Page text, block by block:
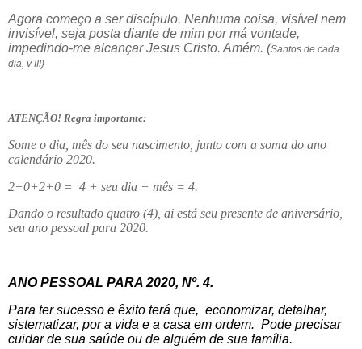
Agora começo a ser discípulo. Nenhuma coisa, visível nem
invisível, seja posta diante de mim por má vontade,
impedindo-me alcançar Jesus Cristo. Amém. (Santos de cada
dia, v III)
ATENÇÃO! Regra importante:
Some o dia, mês do seu nascimento, junto com a soma do ano
calendário 2020.
2+0+2+0 = 4 + seu dia + mês = 4.
Dando o resultado quatro (4), ai está seu presente de aniversário,
seu ano pessoal para 2020.
ANO PESSOAL PARA 2020, Nº. 4.
Para ter sucesso e êxito terá que, economizar, detalhar,
sistematizar, por a vida e a casa em ordem. Pode precisar
cuidar de sua saúde ou de alguém de sua família.